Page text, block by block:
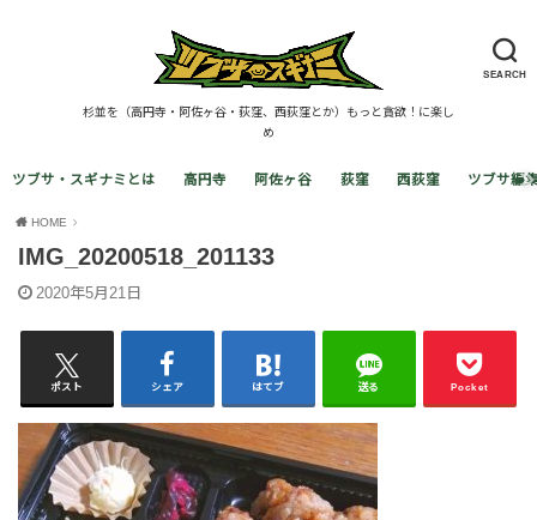
SEARCH
杉並を（高円寺・阿佐ヶ谷・荻窪、西荻窪とか）もっと貪欲！に楽し
め
ツブサ・スギナミとは 高円寺 阿佐ヶ谷 荻窪 西荻窪 ツブサ編
HOME
IMG_20200518_201133
2020年5月21日
ポスト シェア はてブ 送る Pocket